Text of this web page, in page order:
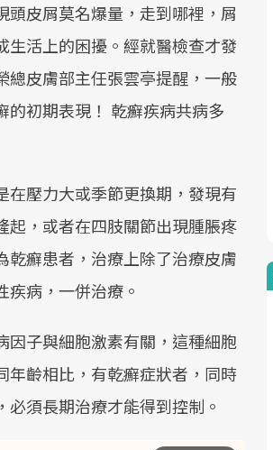
皮屑莫名爆量，走到哪裡，屑
生活上的困擾。經就醫檢查才發
總皮膚部主任張雲亭提醒，一般
的初期表現！ 乾癬疾病共病多
在壓力大或季節更換期，發現有
起，或者在四肢關節出現腫脹疼
癬患者，治療上除了治療皮膚
病，一併治療。
因子與細胞激素有關，這種細胞
年齡相比，有乾癬症狀者，同時
須長期治療才能得到控制。
高齡社會的浪潮，台灣正在快速
健康照護」的新時代。隨著國家
「健康台灣推動委員會」與「長
」的推進，「預防醫學」已成全民
核心議題。然而，健檢不只是醫
前往專題
，就到良醫生活祭體驗「一站式
生活」，從講座、體驗到運動，
動你的健康革命！
前往專題
康網從「換季的身體變化」出
過醫學觀點與日常感受的對話，
亞健康的認知，進而引導實際的
行動。
前往專題